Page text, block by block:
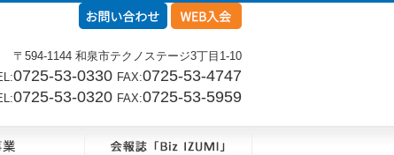
〒594-1144 和泉市テクノステージ3丁目1-10
0725-53-0330 FAX:0725-53-4747
0725-53-0320 FAX:0725-53-5959